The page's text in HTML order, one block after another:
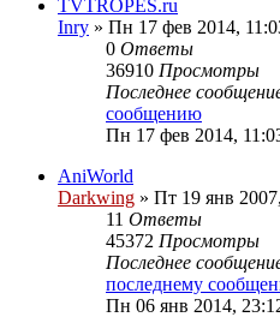
TVTROPES.ru
Inry » Пн 17 фев 2014,
0 Ответы
36910 Просмотры
Последнее
сообщению
Пн 17 фев 2014,
AniWorld
Darkwing » Пт 19 янв
11 Ответы
45372 Просмотры
Последнее
последнему
Пн 06 янв 2014,